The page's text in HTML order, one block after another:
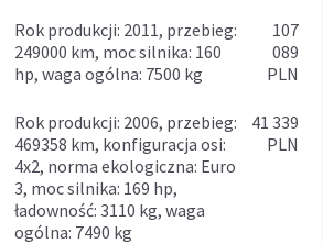
rok produkcji: 2011, przebieg:
249000 km, moc silnika: 160
hp, waga ogólna: 7500 kg
107
089
PLN
rok produkcji: 2006, przebieg:
469358 km, konfiguracja osi:
4x2, norma ekologiczna: Euro
3, moc silnika: 169 hp,
ładowność: 3110 kg, waga
ogólna: 7490 kg
41 339
PLN